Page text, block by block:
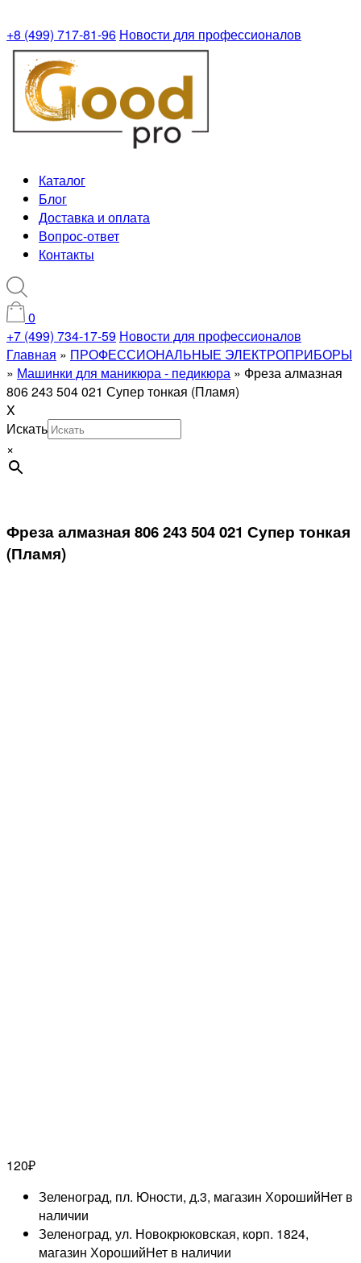
+8 (499) 717-81-96 Новости для профессионалов
Каталог
Блог
Доставка и оплата
Вопрос-ответ
Контакты
0
+7 (499) 734-17-59 Новости для профессионалов
Главная » ПРОФЕССИОНАЛЬНЫЕ ЭЛЕКТРОПРИБОРЫ
» Машинки для маникюра - педикюра » Фреза алмазная
806 243 504 021 Супер тонкая (Пламя)
X
Искать
×
Фреза алмазная 806 243 504 021 Супер тонкая
(Пламя)
120₽
Зеленоград, пл. Юности, д.3, магазин ХорошийНет в
наличии
Зеленоград, ул. Новокрюковская, корп. 1824,
магазин ХорошийНет в наличии